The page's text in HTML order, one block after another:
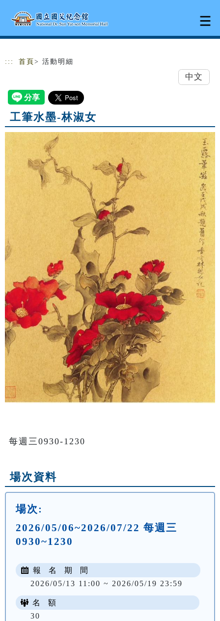
::: 首頁 > 活動明細
中文
工筆水墨-林淑女
每週三0930-1230
場次資料
場次:
2026/05/06~2026/07/22 每週三
0930~1230
報 名 期 間
2026/05/13 11:00 ~ 2026/05/19 23:59
名 額
30